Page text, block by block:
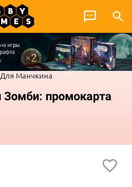
Для Манчкина
промокарта